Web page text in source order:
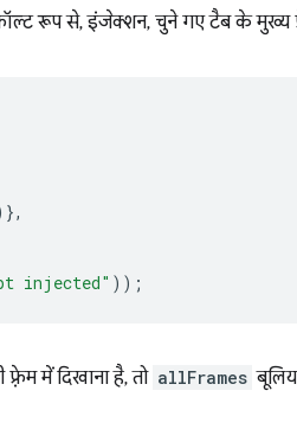
रूप से, इंजेक्शन, चुने गए टैब के मुख्य
injected" ));
में दिखाना है, तो allFrames